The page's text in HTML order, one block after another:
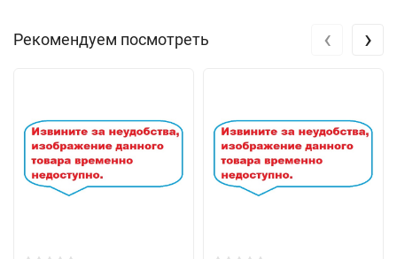
керамогранитных плит до 80х160, 120х278 см и широкий
света и тени. В магазине Дисконт-Комплект Вы сможете
получить индивидуальные консультации по выбору цвето-
графических решений для Ваших дизайнерских или
архитектурных проектов.
Рекомендуем посмотреть ‹ ›